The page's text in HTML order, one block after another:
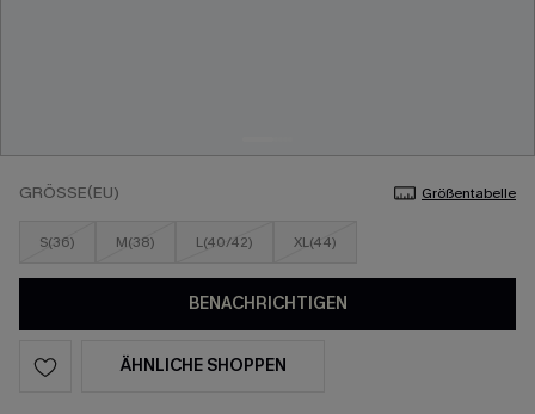
GRÖSSE(EU) Größentabelle
S(36) M(38) L(40/42) XL(44)
BENACHRICHTIGEN
ÄHNLICHE SHOPPEN